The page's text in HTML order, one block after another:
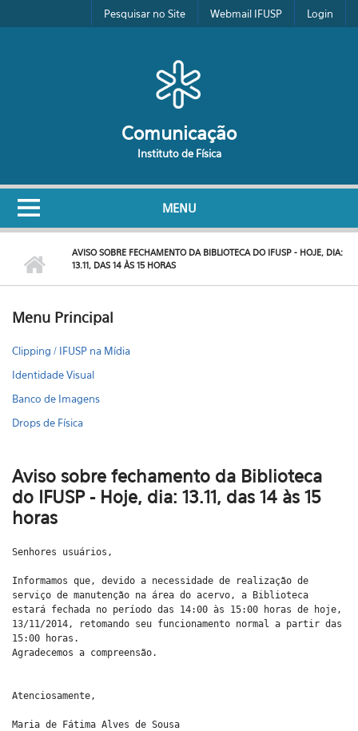
Pular para o conteúdo principalPesquisar no Site Webmail IFUSP Login
Comunicação
Instituto de Física
MENU
AVISO SOBRE FECHAMENTO DA BIBLIOTECA DO IFUSP - HOJE, DIA:
13.11, DAS 14 ÀS 15 HORAS
Menu Principal
Clipping / IFUSP na Mídia
Identidade Visual
Banco de Imagens
Drops de Física
Aviso sobre fechamento da Biblioteca
do IFUSP - Hoje, dia: 13.11, das 14 às 15
horas
Senhores usuários,
Informamos que, devido a necessidade de realização de
serviço de manutenção na área do acervo, a Biblioteca
estará fechada no período das 14:00 às 15:00 horas de hoje,
13/11/2014, retomando seu funcionamento normal a partir das
15:00 horas.
Agradecemos a compreensão.
Atenciosamente,
Maria de Fátima Alves de Sousa